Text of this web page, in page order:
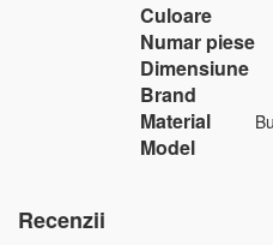
Culoare
Numar piese
Dimensiune
Brand
Material
Model
Recenzii